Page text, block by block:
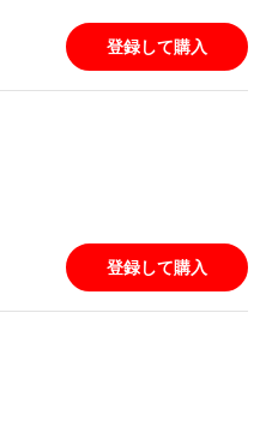
登録して購入
登録して購入